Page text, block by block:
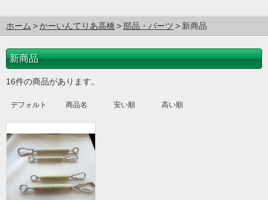
ホーム かーいんてりあ高橋 部品・パーツ 新商品
新商品
16件の商品があります。
デフォルト 商品名 安い順 高い順